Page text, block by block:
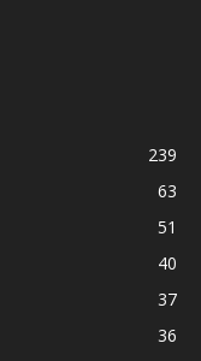
239
63
51
40
37
36